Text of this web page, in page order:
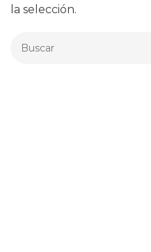
la selección.